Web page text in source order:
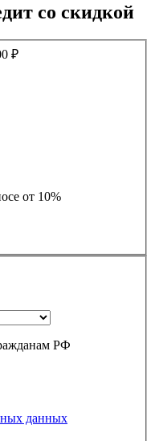
со скидкой
₽
от 10%
РФ
данных